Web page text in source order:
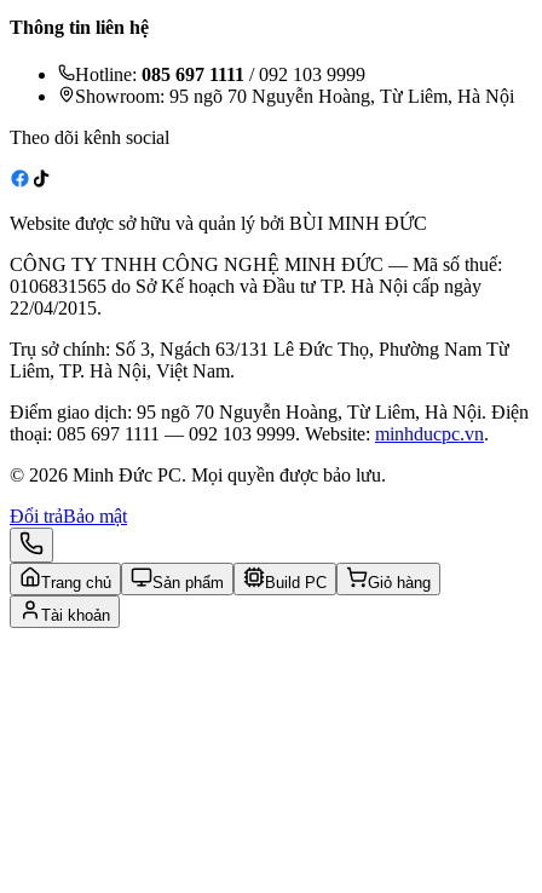
Thông tin liên hệ
Hotline: 085 697 1111 / 092 103 9999
Showroom: 95 ngõ 70 Nguyễn Hoàng, Từ Liêm, Hà Nội
Theo dõi kênh social
Website được sở hữu và quản lý bởi BÙI MINH ĐỨC
CÔNG TY TNHH CÔNG NGHỆ MINH ĐỨC — Mã số thuế:
0106831565 do Sở Kế hoạch và Đầu tư TP. Hà Nội cấp ngày
22/04/2015.
Trụ sở chính: Số 3, Ngách 63/131 Lê Đức Thọ, Phường Nam Từ
Liêm, TP. Hà Nội, Việt Nam.
Điểm giao dịch: 95 ngõ 70 Nguyễn Hoàng, Từ Liêm, Hà Nội. Điện
thoại: 085 697 1111 — 092 103 9999. Website: minhducpc.vn.
© 2026 Minh Đức PC. Mọi quyền được bảo lưu.
Đổi trảBảo mật
Trang chủ Sản phẩm Build PC
Giỏ hàng
Tài khoản